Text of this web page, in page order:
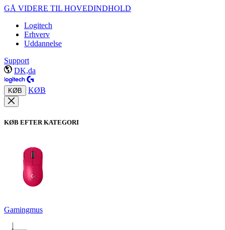
GÅ VIDERE TIL HOVEDINDHOLD
Logitech
Erhverv
Uddannelse
Support
DK,da
KØB KØB
KØB EFTER KATEGORI
Gamingmus